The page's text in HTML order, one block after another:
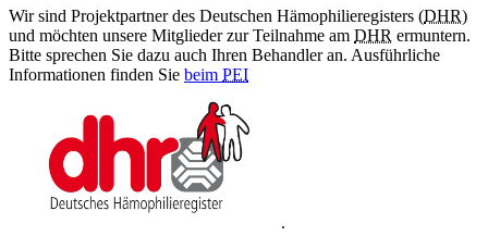
Wir sind Projektpartner des Deutschen Hämophilieregisters (DHR)
und möchten unsere Mitglieder zur Teilnahme am DHR ermuntern.
Bitte sprechen Sie dazu auch Ihren Behandler an. Ausführliche
Informationen finden Sie beim PEI
.